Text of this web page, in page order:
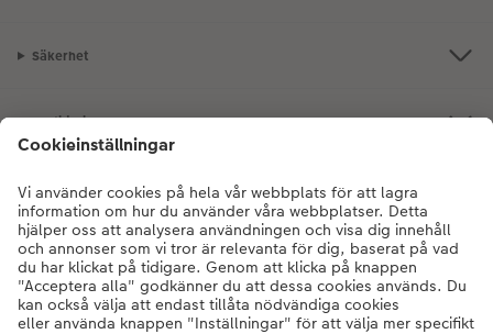
Säkerhet
Certifieringar och ansvar
Kundservice
Om oss
Fotoprodukter